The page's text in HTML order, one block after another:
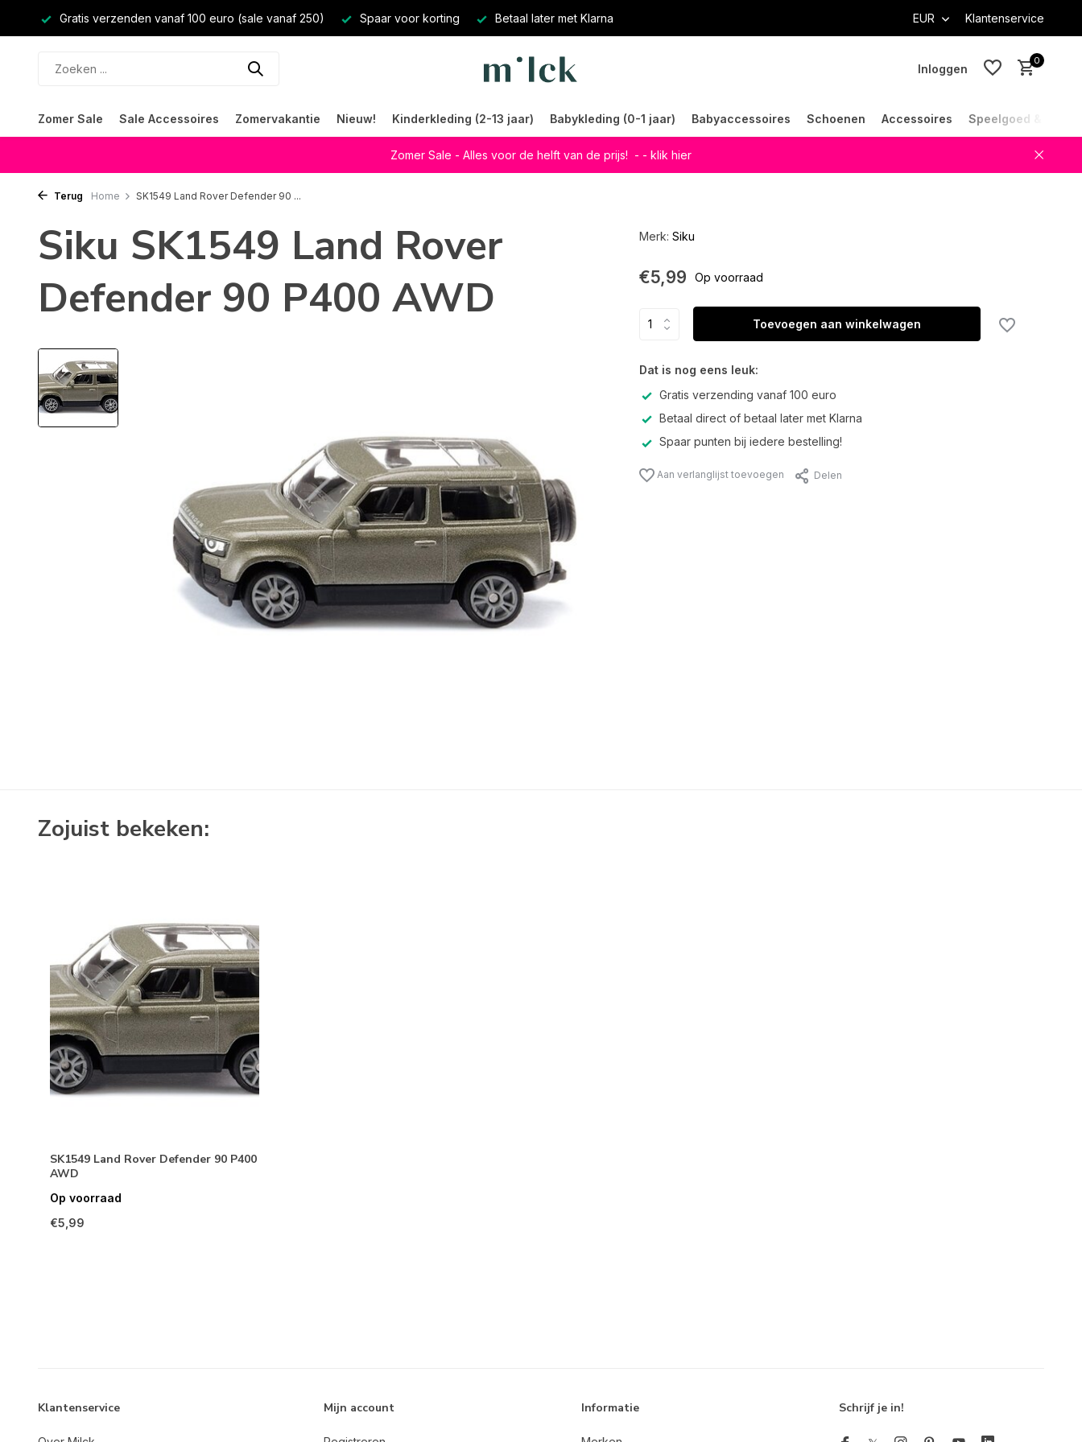
Gratis verzenden vanaf 100 euro (sale vanaf 250) Spaar voor korting Betaal later met Klarna EUR Klantenservice
Inloggen
0
Zomer Sale Sale Accessoires Zomervakantie Nieuw! Kinderkleding (2-13 jaar) Babykleding (0-1 jaar) Babyaccessoires Schoenen Accessoires Speelgoed &
Zomer Sale - Alles voor de helft van de prijs! - - klik hier
Terug Home SK1549 Land Rover Defender 90 ...
Siku SK1549 Land Rover
Defender 90 P400 AWD
Merk: Siku
€5,99 Op voorraad
Toevoegen aan winkelwagen
Dat is nog eens leuk:
Gratis verzending vanaf 100 euro
Betaal direct of betaal later met Klarna
Spaar punten bij iedere bestelling!
Aan verlanglijst toevoegen Delen
Zojuist bekeken:
SK1549 Land Rover Defender 90 P400
AWD
Op voorraad
€5,99
Klantenservice Mijn account Informatie Schrijf je in!